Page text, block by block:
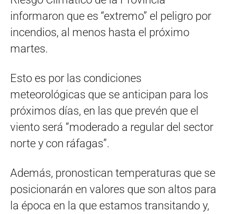
informaron que es “extremo” el peligro por
incendios, al menos hasta el próximo
martes.
Esto es por las condiciones
meteorológicas que se anticipan para los
próximos días, en las que prevén que el
viento será “moderado a regular del sector
norte y con ráfagas”.
Además, pronostican temperaturas que se
posicionarán en valores que son altos para
la época en la que estamos transitando y,